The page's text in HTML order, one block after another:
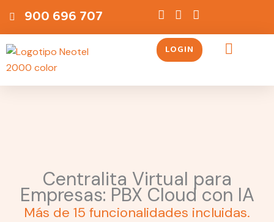
900 696 707
LOGIN
Centralita Virtual para
Empresas: PBX Cloud con IA
Más de 15 funcionalidades incluidas.